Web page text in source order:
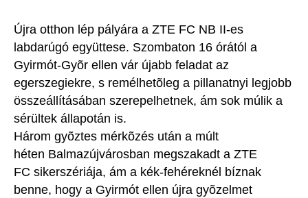
Újra otthon lép pályára a ZTE FC NB II-es
labdarúgó együttese. Szombaton 16 órától a
Gyirmót-Gyõr ellen vár újabb feladat az
egerszegiekre, s remélhetõleg a pillanatnyi legjobb
összeállításában szerepelhetnek, ám sok múlik a
sérültek állapotán is.
Három gyõztes mérkõzés után a múlt
héten Balmazújvárosban megszakadt a ZTE
FC sikerszériája, ám a kék-fehéreknél bíznak
benne, hogy a Gyirmót ellen újra gyõzelmet